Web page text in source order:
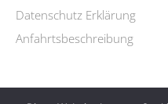
Datenschutz Erklärung
Anfahrtsbeschreibung